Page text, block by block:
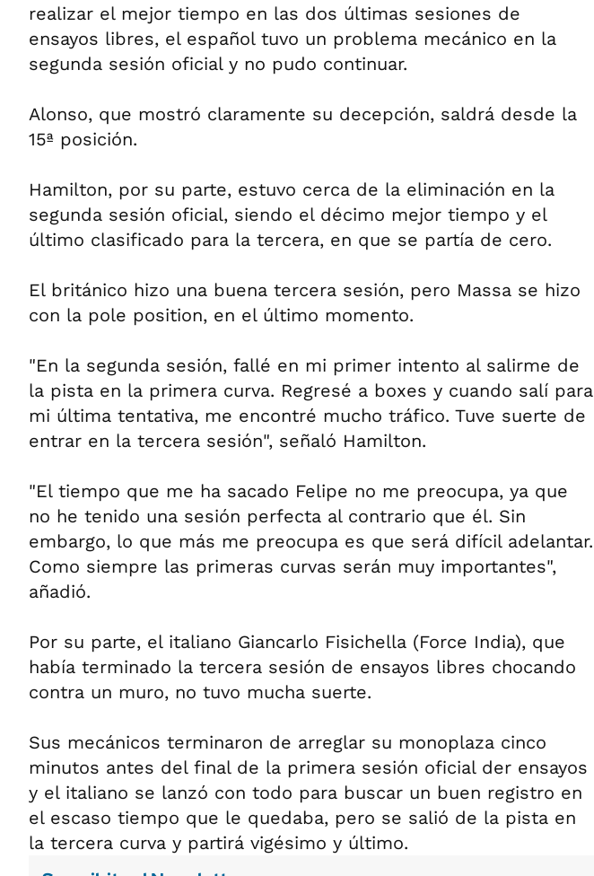
realizar el mejor tiempo en las dos últimas sesiones de
ensayos libres, el español tuvo un problema mecánico en la
segunda sesión oficial y no pudo continuar.
Alonso, que mostró claramente su decepción, saldrá desde la
15ª posición.
Hamilton, por su parte, estuvo cerca de la eliminación en la
segunda sesión oficial, siendo el décimo mejor tiempo y el
último clasificado para la tercera, en que se partía de cero.
El británico hizo una buena tercera sesión, pero Massa se hizo
con la pole position, en el último momento.
"En la segunda sesión, fallé en mi primer intento al salirme de
la pista en la primera curva. Regresé a boxes y cuando salí para
mi última tentativa, me encontré mucho tráfico. Tuve suerte de
entrar en la tercera sesión", señaló Hamilton.
"El tiempo que me ha sacado Felipe no me preocupa, ya que
no he tenido una sesión perfecta al contrario que él. Sin
embargo, lo que más me preocupa es que será difícil adelantar.
Como siempre las primeras curvas serán muy importantes",
añadió.
Por su parte, el italiano Giancarlo Fisichella (Force India), que
había terminado la tercera sesión de ensayos libres chocando
contra un muro, no tuvo mucha suerte.
Sus mecánicos terminaron de arreglar su monoplaza cinco
minutos antes del final de la primera sesión oficial der ensayos
y el italiano se lanzó con todo para buscar un buen registro en
el escaso tiempo que le quedaba, pero se salió de la pista en
la tercera curva y partirá vigésimo y último.